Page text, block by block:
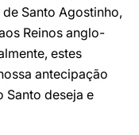
Santo Agostinho,
Reinos anglo-
estes
antecipação
Santo deseja e